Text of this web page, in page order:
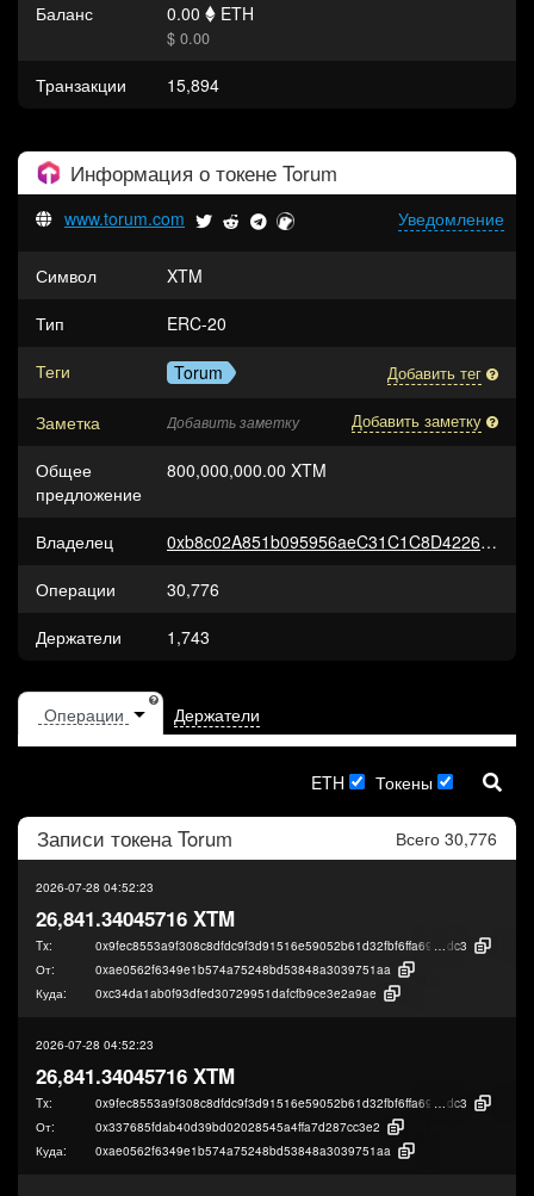
Баланс
0.00 ETH
$ 0.00
Транзакции 15,894
Информация о токене Torum
Уведомление
www.torum.com
Символ
XTM
Тип
ERC-20
Теги
Torum Добавить тег
Заметка Добавить заметку Добавить заметку
Общее
предложение
800,000,000.00 XTM
Владелец
0xb8c02A851b095956aeC31C1C8D42268b3D3A30C6
Операции
30,776
Держатели
1,743
Держатели
ETH Токены
Записи токена Torum Всего 30,776
2026-07-28 04:52:23
26,841.34045716 XTM
Tx: 0x9fec8553a9f308c8dfdc9f3d91516e59052b61d32fbf6ffa69db43fae3e8c
dc3
От:
0xae0562f6349e1b574a75248bd53848a3039751aa
Куда:
0xc34da1ab0f93dfed30729951dafcfb9ce3e2a9ae
2026-07-28 04:52:23
26,841.34045716 XTM
Tx: 0x9fec8553a9f308c8dfdc9f3d91516e59052b61d32fbf6ffa69db43fae3e8c
dc3
От:
0x337685fdab40d39bd02028545a4ffa7d287cc3e2
Куда:
0xae0562f6349e1b574a75248bd53848a3039751aa